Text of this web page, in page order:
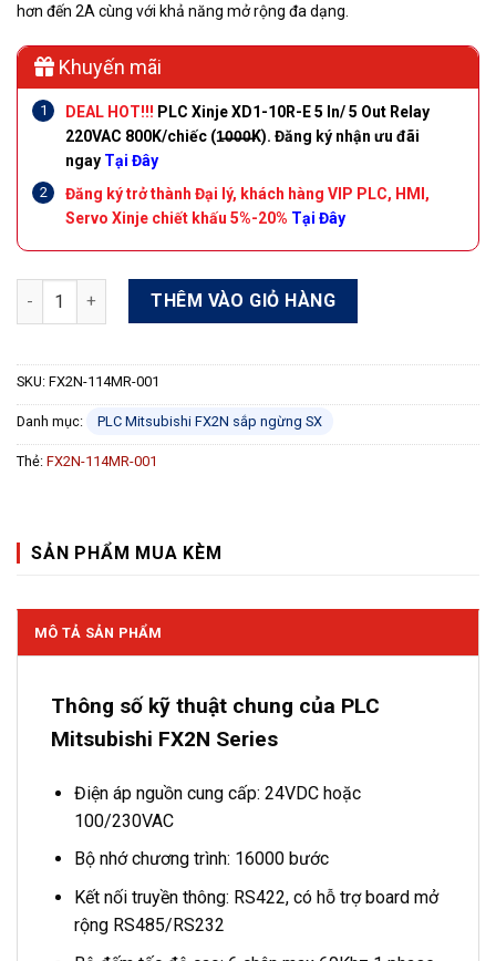
hơn đến 2A cùng với khả năng mở rộng đa dạng.
Khuyến mãi
DEAL HOT!!! PLC Xinje XD1-10R-E 5 In/ 5 Out Relay
220VAC 800K/chiếc (1̶0̶0̶0̶K). Đăng ký nhận ưu đãi
ngay Tại Đây
Đăng ký trở thành Đại lý, khách hàng VIP PLC, HMI,
Servo Xinje chiết khấu 5%-20% Tại Đây
PLC Mitsubishi FX2N-128MR-001 64 In/64 Out Relay 220VAC
THÊM VÀO GIỎ HÀNG
SKU: FX2N-114MR-001
Danh mục: PLC Mitsubishi FX2N sắp ngừng SX
Thẻ: FX2N-114MR-001
SẢN PHẨM MUA KÈM
MÔ TẢ SẢN PHẨM
Thông số kỹ thuật chung của PLC
Mitsubishi FX2N Series
Điện áp nguồn cung cấp: 24VDC hoặc
100/230VAC
Bộ nhớ chương trình: 16000 bước
Kết nối truyền thông: RS422, có hỗ trợ board mở
rộng RS485/RS232